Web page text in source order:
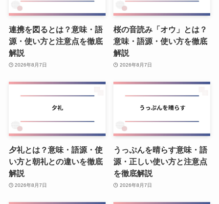
連携を図るとは？意味・語
源・使い方と注意点を徹底
解説
2026年8月7日
桜の音読み「オウ」とは？
意味・語源・使い方を徹底
解説
2026年8月7日
夕礼とは？意味・語源・使
い方と朝礼との違いを徹底
解説
2026年8月7日
うっぷんを晴らす意味・語
源・正しい使い方と注意点
を徹底解説
2026年8月7日